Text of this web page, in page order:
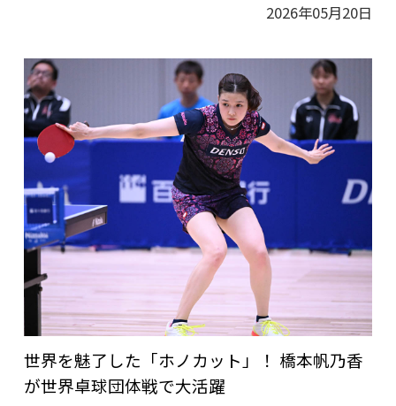
2026年05月20日
世界を魅了した「ホノカット」！ 橋本帆乃香
が世界卓球団体戦で大活躍